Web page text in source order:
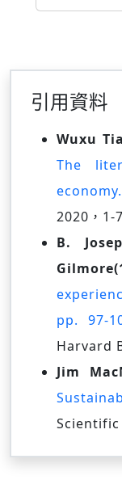
引用資料
Wuxu
The
economy.
2020，1-
B.
pp. 97-
Harvard
Jim
Scientific